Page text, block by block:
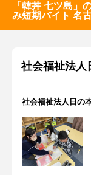
「韓丼 七ツ島」
み短期バイト 名
社会福祉法人
社会福祉法人日の